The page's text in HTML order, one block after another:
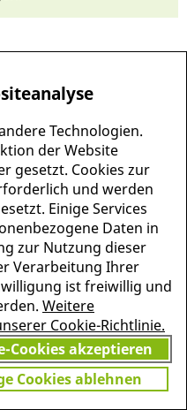
JETZT
GRATIS TESTEN
Interesse
Wenn Sie
zu
Technologien.
der Website
gesetzt. Cookies zur
und werden
Einige Services
Daten in
zur Nutzung dieser
Verarbeitung Ihrer
ist freiwillig und
Weitere
Cookie-Richtlinie.
Cookies akzeptieren
Cookies ablehnen